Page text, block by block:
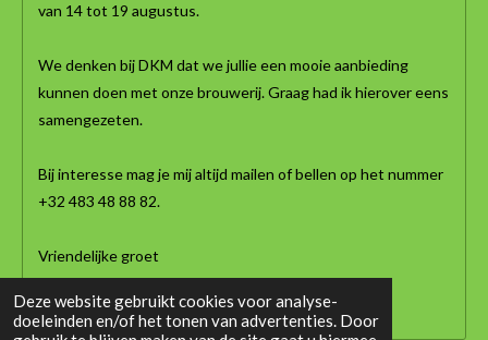
Deze website gebruikt cookies voor analyse-
doeleinden en/of het tonen van advertenties. Door
van 14 tot 19 augustus.
We denken bij DKM dat we jullie een mooie aanbieding
kunnen doen met onze brouwerij. Graag had ik hierover eens
samengezeten.
Bij interesse mag je mij altijd mailen of bellen op het nummer
+32 483 48 88 82.
Vriendelijke groet
Rune Bombeke
DKM Brewery